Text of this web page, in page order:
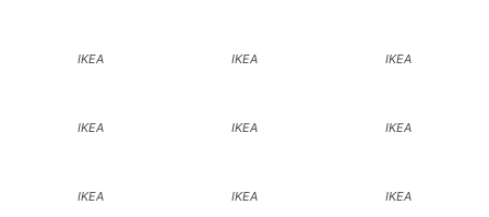
IKEA IKEA IKEA
IKEA IKEA IKEA
IKEA IKEA IKEA